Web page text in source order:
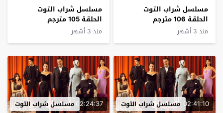
مسلسل شراب التوت
الحلقة 106 مترجم
منذ 3 أشهر
مسلسل شراب التوت
الحلقة 105 مترجم
منذ 3 أشهر
02:41:10 مسلسل شراب التوت 02:24:37مسلسل شراب التوت